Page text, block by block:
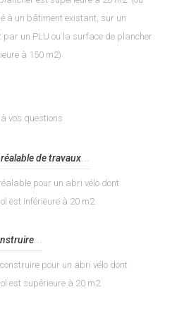
à un bâtiment existant, sur un
par un PLU ou la surface de plancher
à 150 m2)
vos questions
de travaux
pour un abri vélo dont
est inférieure à 20 m2.
pour un abri vélo dont
est supérieure à 20 m2.